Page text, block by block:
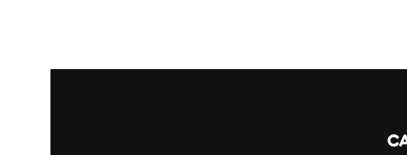
Nei prossimi giorniPagliucaverrà presentato
può cominciare: la
squadra che ha ancora molto da dire in questa